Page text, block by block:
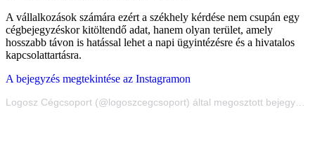
A vállalkozások számára ezért a székhely kérdése nem csupán egy
cégbejegyzéskor kitöltendő adat, hanem olyan terület, amely
hosszabb távon is hatással lehet a napi ügyintézésre és a hivatalos
kapcsolattartásra.
A bejegyzés megtekintése az Instagramon